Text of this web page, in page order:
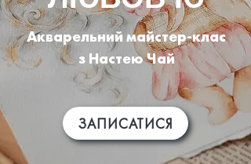
Акварельний майстер-клас
з Настею Чай
ЗАПИСАТИСЯ